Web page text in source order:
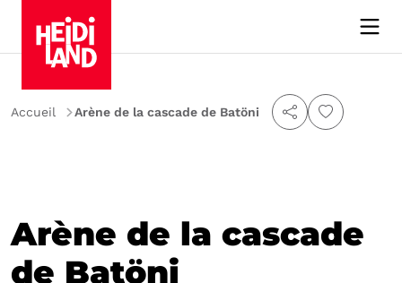
Accueil Arène de la cascade de Batöni
Arène de la cascade
de Batöni